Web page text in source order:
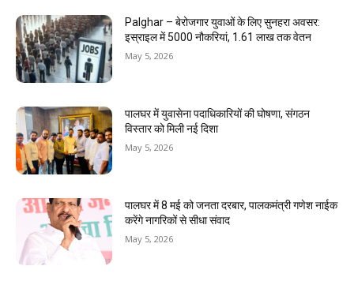
Palghar – बेरोजगार युवाओं के लिए सुनहरा अवसर:
इस्राइल में 5000 नौकरियां, ₹1.61 लाख तक वेतन
May 5, 2026
पालघर में युवासेना पदाधिकारियों की घोषणा, संगठन
विस्तार को मिली नई दिशा
May 5, 2026
पालघर में 8 मई को जनता दरबार, पालकमंत्री गणेश नाईक
करेंगे नागरिकों से सीधा संवाद
May 5, 2026